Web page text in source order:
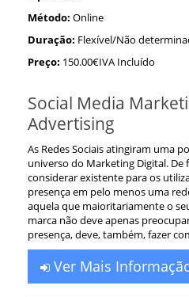
Método: Online
Duração: Flexível/Não
Preço: 150.00€IVA Incluído
Social Media
Advertising
As Redes Sociais atingiram uma
universo do Marketing Digital. De
considerar existente para os
presença em pelo menos uma
aquela que maioritariamente o
marca não deve apenas
presença, deve, também, fazer
Ver Mais